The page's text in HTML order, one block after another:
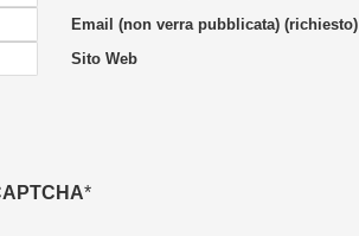
Email (non verra pubblicata) (richiesto)
Sito Web
*